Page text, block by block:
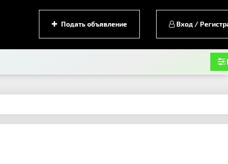
Подать объявление Вход /